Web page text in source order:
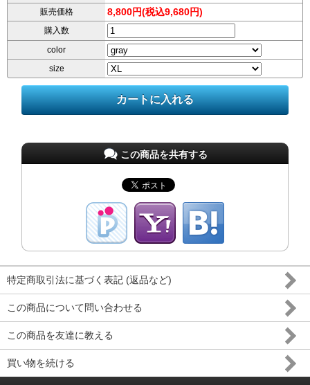
販売価格 8,800円(税込9,680円)
購入数
color
size
この商品を共有する
特定商取引法に基づく表記 (返品など)
この商品について問い合わせる
この商品を友達に教える
買い物を続ける